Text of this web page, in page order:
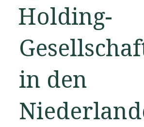
Holding-
in den